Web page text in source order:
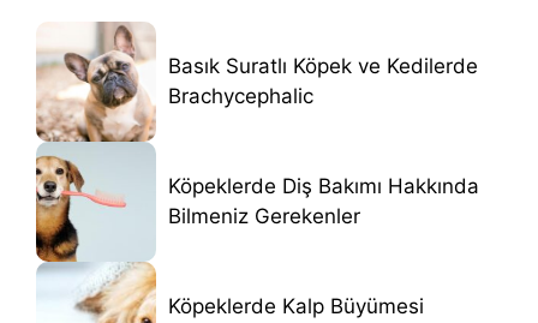
Basık Suratlı Köpek ve Kedilerde
Brachycephalic
Köpeklerde Diş Bakımı Hakkında
Bilmeniz Gerekenler
Köpeklerde Kalp Büyümesi